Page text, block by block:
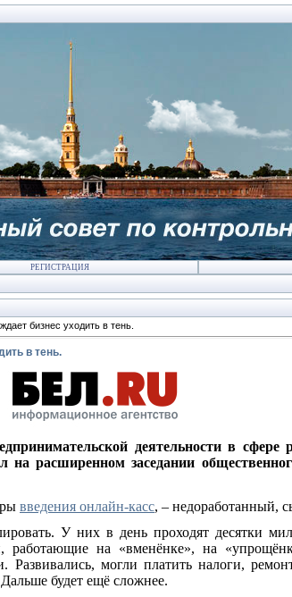
РЕГИСТРАЦИЯ
бизнес уходить в тень.
в тень.
деятельности в сфере
на расширенном заседании
введения онлайн-касс, – недоработанный,
У них в день проходят десятки
работающие на «вменёнке», на
могли платить налоги,
будет ещё сложнее.